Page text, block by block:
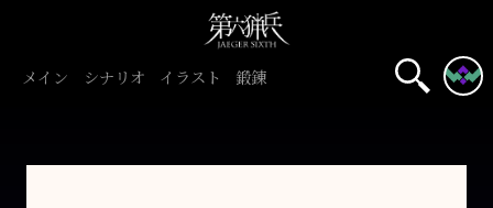
メイン シナリオ イラスト 鍛錬